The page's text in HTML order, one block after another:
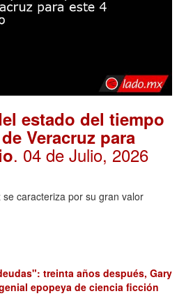
estado del tiempo
Veracruz para
. 04 de Julio, 2026
caracteriza por su gran valor
treinta años después, Gary
epopeya de ciencia ficción